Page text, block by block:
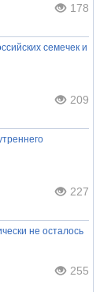
178
семечек и
209
227
не осталось
255